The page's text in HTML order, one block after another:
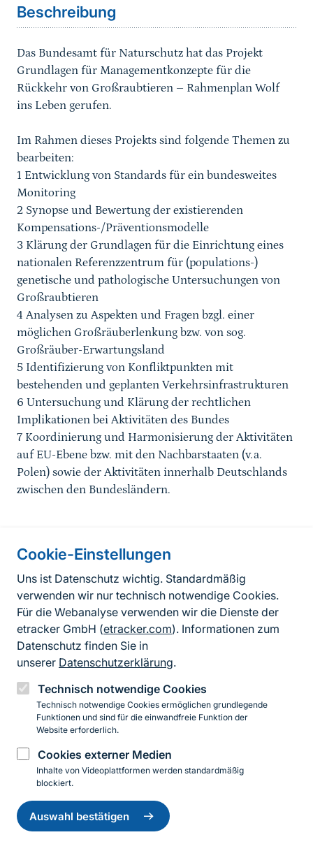
Cookie-Einstellungen
Uns ist Datenschutz wichtig. Standardmäßig
verwenden wir nur technisch notwendige Cookies.
Für die Webanalyse verwenden wir die Dienste der
etracker GmbH (etracker.com). Informationen zum
Datenschutz finden Sie in
unserer Datenschutzerklärung.
Technisch notwendige Cookies
Technisch notwendige Cookies ermöglichen grundlegende
Funktionen und sind für die einwandfreie Funktion der
Website erforderlich.
Cookies externer Medien
Inhalte von Videoplattformen werden standardmäßig
blockiert.
Auswahl bestätigen
Einwilligung
zurückziehen
Beschreibung
Das Bundesamt für Naturschutz hat das Projekt
Grundlagen für Managementkonzepte für die
Rückkehr von Großraubtieren – Rahmenplan Wolf
ins Leben gerufen.
Im Rahmen dieses Projekts sind folgende Themen zu
bearbeiten:
1 Entwicklung von Standards für ein bundesweites
Monitoring
2 Synopse und Bewertung der existierenden
Kompensations-/Präventionsmodelle
3 Klärung der Grundlagen für die Einrichtung eines
nationalen Referenzzentrum für (populations-)
genetische und pathologische Untersuchungen von
Großraubtieren
4 Analysen zu Aspekten und Fragen bzgl. einer
möglichen Großräuberlenkung bzw. von sog.
Großräuber-Erwartungsland
5 Identifizierung von Konfliktpunkten mit
bestehenden und geplanten Verkehrsinfrastrukturen
6 Untersuchung und Klärung der rechtlichen
Implikationen bei Aktivitäten des Bundes
7 Koordinierung und Harmonisierung der Aktivitäten
auf EU-Ebene bzw. mit den Nachbarstaaten (v.a.
Polen) sowie der Aktivitäten innerhalb Deutschlands
zwischen den Bundesländern.
Informationen zur Seite
FußzeileKontakt zum BfN
Kontaktformular
Erklärung zur Barrierefreiheit
Impressum
Datenschutz
InstagramFacebookYouTubeLinkedIn
© 2026 Bundesamt für Naturschutz